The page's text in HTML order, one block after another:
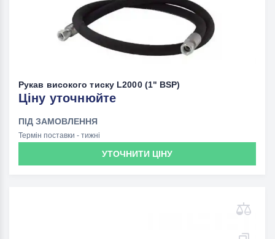
Рукав високого тиску L2000 (1" BSP)
Ціну уточнюйте
ПІД ЗАМОВЛЕННЯ
Термін поставки - тижні
УТОЧНИТИ ЦІНУ